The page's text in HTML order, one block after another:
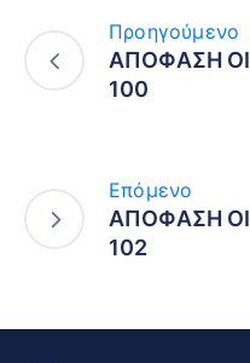
Προηγούμενο
ΑΠΟΦΑΣΗ
100
Επόμενο
ΑΠΟΦΑΣΗ
102